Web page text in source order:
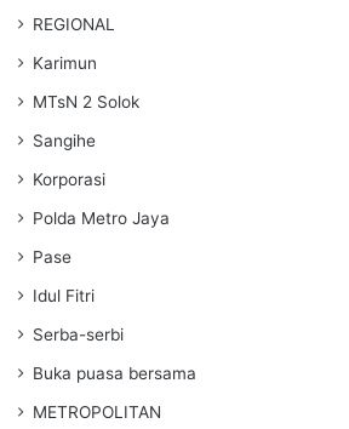
REGIONAL
Karimun
MTsN 2 Solok
Sangihe
Korporasi
Polda Metro Jaya
Pase
Idul Fitri
Serba-serbi
Buka puasa bersama
METROPOLITAN